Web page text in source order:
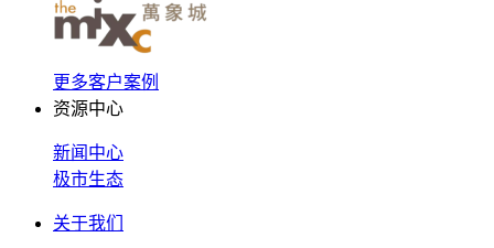
更多客户案例
资源中心
新闻中心
极市生态
关于我们